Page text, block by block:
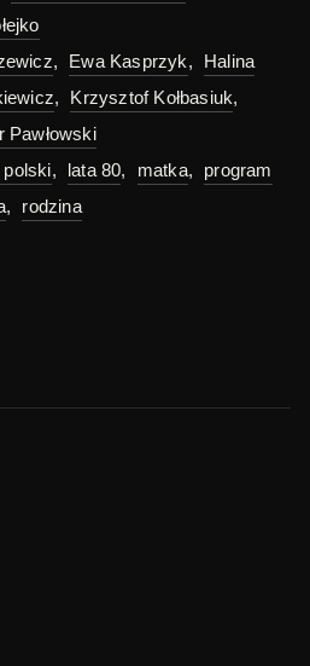
, Ewa Kasprzyk,
Halina
, Krzysztof Kołbasiuk,
Pawłowski
polski, lata 80, matka,
program
, rodzina